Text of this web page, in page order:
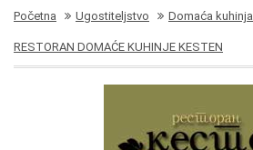
Početna Ugostiteljstvo Domaća kuhinja
RESTORAN DOMAĆE KUHINJE KESTEN